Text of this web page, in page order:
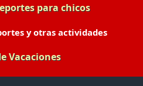
para chicos
y otras actividades
Vacaciones